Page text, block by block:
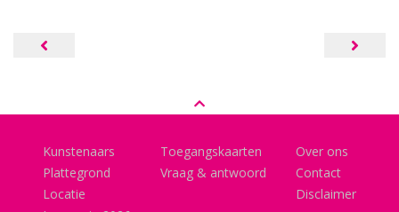
Bericht
Kunstenaars
Plattegrond
Locatie
Toegangskaarten
Vraag & antwoord
Over ons
Contact
Disclaimer